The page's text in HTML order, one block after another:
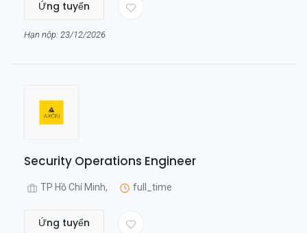
Ứng tuyển
Hạn nộp: 23/12/2026
Security Operations Engineer
TP Hồ Chí Minh, full_time
Ứng tuyển